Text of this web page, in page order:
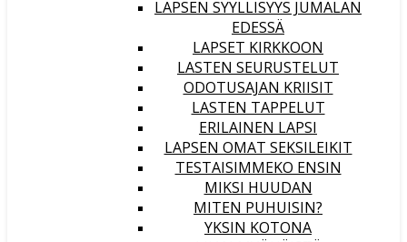
LAPSEN SYYLLISYYS JUMALAN
EDESSÄ
LAPSET KIRKKOON
LASTEN SEURUSTELUT
ODOTUSAJAN KRIISIT
LASTEN TAPPELUT
ERILAINEN LAPSI
LAPSEN OMAT SEKSILEIKIT
TESTAISIMMEKO ENSIN
MIKSI HUUDAN
MITEN PUHUISIN?
YKSIN KOTONA